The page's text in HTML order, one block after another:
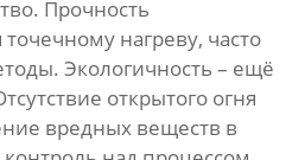
Прочность
нагреву, часто
Экологичность – ещё
открытого огня
вредных веществ в